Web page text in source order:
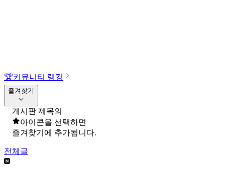
🏆커뮤니티 랭킹
즐겨찾기
게시판 제목의
아이콘을 선택하면
즐겨찾기에 추가됩니다.
전체글